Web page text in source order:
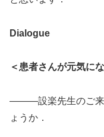
Dialogue
＜患者さんが元気に
―――設楽先生のご来
ょうか．